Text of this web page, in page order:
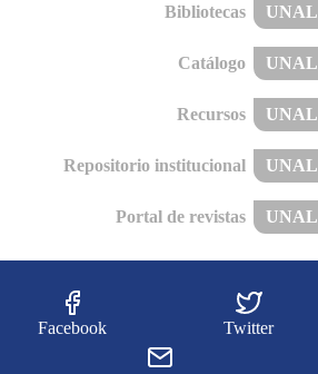
Bibliotecas UNAL
Catálogo UNAL
Recursos UNAL
Repositorio institucional UNAL
Portal de revistas UNAL
Facebook Twitter